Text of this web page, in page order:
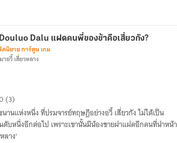
Dalu แฝดคนพี่ของข้าคือเสี่ยวกัง?
นิยาย การ์ตูน เกม
อวี้ เสี่ยวหลาง
(3)
นานแห่งหนึ่ง ที่ปรมจารย์ทฤษฎีอย่างอวี้ เสี่ยวกัง ไม่ได้เป็น
บหนึ่งอีกต่อไป เพราะเขานั้นมีน้องชายฝาแฝดอีกคนที่นำหน้า
ลาง'